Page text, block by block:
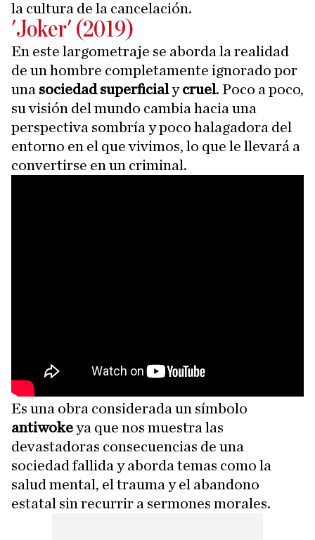
la cultura de la cancelación.
'Joker' (2019)
En este largometraje se aborda la realidad
de un hombre completamente ignorado por
una sociedad superficialycruel. Poco a poco,
su visión del mundo cambia hacia una
perspectiva sombría y poco halagadora del
entorno en el que vivimos, lo que le llevará a
convertirse en un criminal.
Es una obra considerada un símbolo
antiwokeya que nos muestra las
devastadoras consecuencias de una
sociedad fallida y aborda temas como la
salud mental, el trauma y el abandono
estatal sin recurrir a sermones morales.